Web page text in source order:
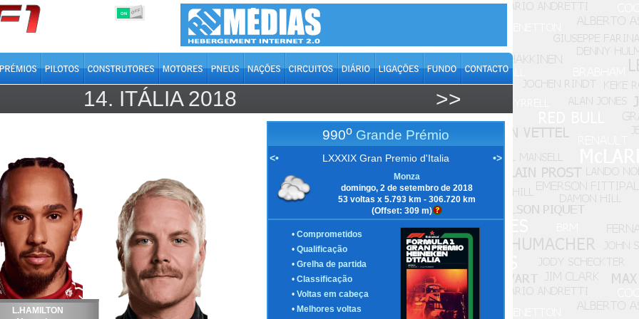
ON OFF
14. ITÁLIA 2018 >>
L.HAMILTON
990o Grande Prémio
<• LXXXIX Gran Premio d'Italia •>
Monza
domingo, 2 de setembro de 2018
53 voltas x 5.793 km - 306.720 km
(Offset: 309 m)
• Comprometidos
• Qualificação
• Grelha de partida
• Classificação
• Voltas em cabeça
• Melhores voltas